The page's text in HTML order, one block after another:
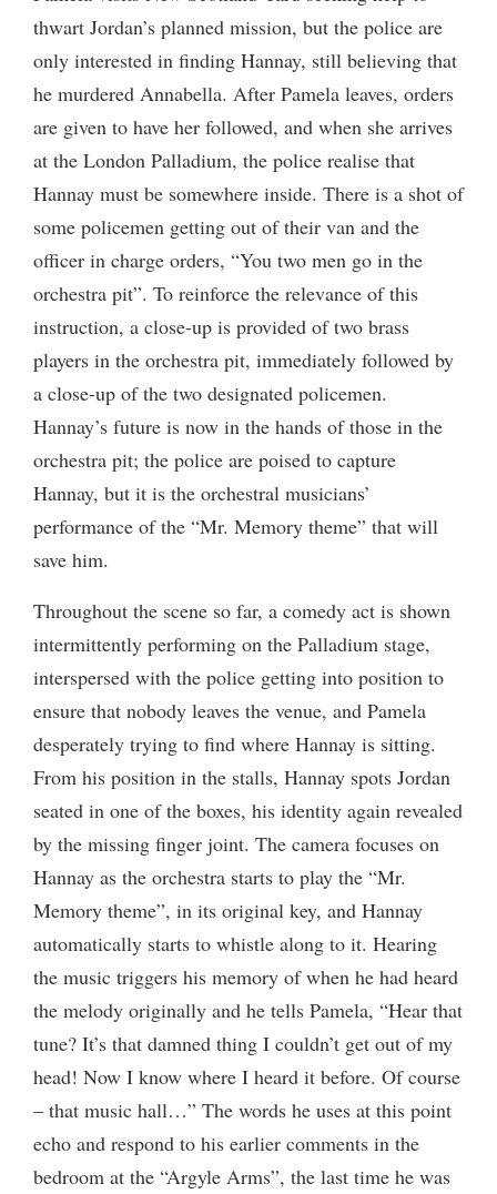
thwart Jordan’s planned mission, but the police are
only interested in finding Hannay, still believing that
he murdered Annabella. After Pamela leaves, orders
are given to have her followed, and when she arrives
at the London Palladium, the police realise that
Hannay must be somewhere inside. There is a shot of
some policemen getting out of their van and the
officer in charge orders, “You two men go in the
orchestra pit”. To reinforce the relevance of this
instruction, a close-up is provided of two brass
players in the orchestra pit, immediately followed by
a close-up of the two designated policemen.
Hannay’s future is now in the hands of those in the
orchestra pit; the police are poised to capture
Hannay, but it is the orchestral musicians’
performance of the “Mr. Memory theme” that will
save him.
Throughout the scene so far, a comedy act is shown
intermittently performing on the Palladium stage,
interspersed with the police getting into position to
ensure that nobody leaves the venue, and Pamela
desperately trying to find where Hannay is sitting.
From his position in the stalls, Hannay spots Jordan
seated in one of the boxes, his identity again revealed
by the missing finger joint. The camera focuses on
Hannay as the orchestra starts to play the “Mr.
Memory theme”, in its original key, and Hannay
automatically starts to whistle along to it. Hearing
the music triggers his memory of when he had heard
the melody originally and he tells Pamela, “Hear that
tune? It’s that damned thing I couldn’t get out of my
head! Now I know where I heard it before. Of course
– that music hall…” The words he uses at this point
echo and respond to his earlier comments in the
bedroom at the “Argyle Arms”, the last time he was